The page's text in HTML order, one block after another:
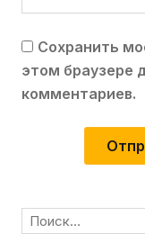
Сохранить
этом браузере
комментариев.
Найти: